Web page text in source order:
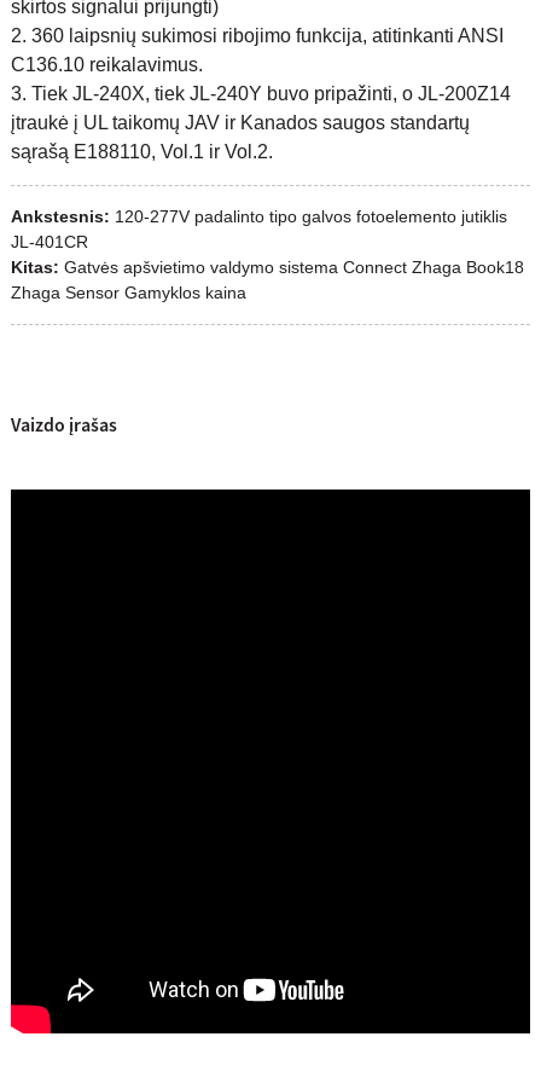
skirtos signalui prijungti)
2. 360 laipsnių sukimosi ribojimo funkcija, atitinkanti ANSI
C136.10 reikalavimus.
3. Tiek JL-240X, tiek JL-240Y buvo pripažinti, o JL-200Z14
įtraukė į UL taikomų JAV ir Kanados saugos standartų
sąrašą E188110, Vol.1 ir Vol.2.
Ankstesnis: 120-277V padalinto tipo galvos fotoelemento jutiklis
JL-401CR
Kitas: Gatvės apšvietimo valdymo sistema Connect Zhaga Book18
Zhaga Sensor Gamyklos kaina
Vaizdo įrašas